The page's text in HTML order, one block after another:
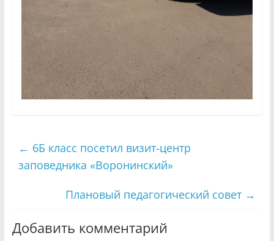
← 6Б класс посетил визит-центр
заповедника «Воронинский»
Плановый педагогический совет →
Добавить комментарий